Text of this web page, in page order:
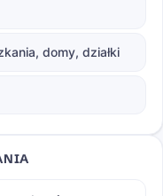
domy, działki